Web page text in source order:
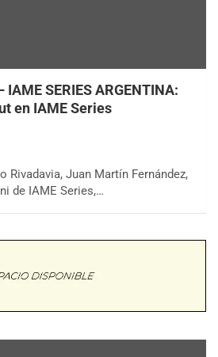
IAME SERIES ARGENTINA:
en IAME Series
Rivadavia, Juan Martín Fernández,
de IAME Series,…